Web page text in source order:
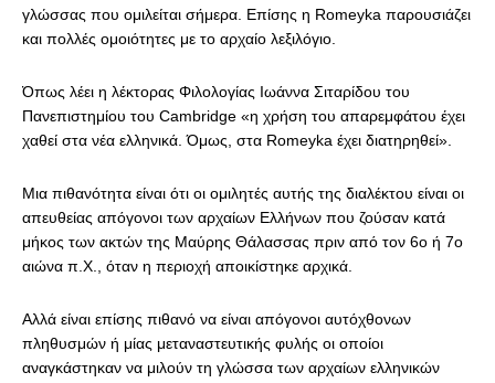
γλώσσας που ομιλείται σήμερα. Επίσης η Romeyka παρουσιάζει
και πολλές ομοιότητες με το αρχαίο λεξιλόγιο.
Όπως λέει η λέκτορας Φιλολογίας Ιωάννα Σιταρίδου του
Πανεπιστημίου του Cambridge «η χρήση του απαρεμφάτου έχει
χαθεί στα νέα ελληνικά. Όμως, στα Romeyka έχει διατηρηθεί».
Μια πιθανότητα είναι ότι οι ομιλητές αυτής της διαλέκτου είναι οι
απευθείας απόγονοι των αρχαίων Ελλήνων που ζούσαν κατά
μήκος των ακτών της Μαύρης Θάλασσας πριν από τον 6ο ή 7ο
αιώνα π.Χ., όταν η περιοχή αποικίστηκε αρχικά.
Αλλά είναι επίσης πιθανό να είναι απόγονοι αυτόχθονων
πληθυσμών ή μίας μεταναστευτικής φυλής οι οποίοι
αναγκάστηκαν να μιλούν τη γλώσσα των αρχαίων ελληνικών